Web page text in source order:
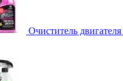
Очиститель